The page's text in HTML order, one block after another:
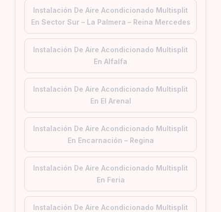
Instalación De Aire Acondicionado Multisplit
En Sector Sur – La Palmera – Reina Mercedes
Instalación De Aire Acondicionado Multisplit
En Alfalfa
Instalación De Aire Acondicionado Multisplit
En El Arenal
Instalación De Aire Acondicionado Multisplit
En Encarnación – Regina
Instalación De Aire Acondicionado Multisplit
En Feria
Instalación De Aire Acondicionado Multisplit